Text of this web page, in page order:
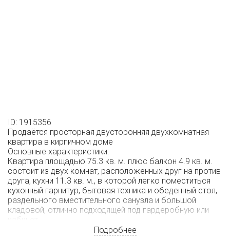
ID: 1915356
Продаётся просторная двусторонняя двухкомнатная
квартира в кирпичном доме
Основные характеристики:
Квартира площадью 75.3 кв. м. плюс балкон 4.9 кв. м.
состоит из двух комнат, расположенных друг на против
друга, кухни 11.3 кв. м., в которой легко поместиться
кухонный гарнитур, бытовая техника и обеденный стол,
раздельного вместительного санузла и большой
кладовой, отлично подходящей под гардеробную или
кабинет.
Квартира продается без отделки, что позволяет
Подробнее